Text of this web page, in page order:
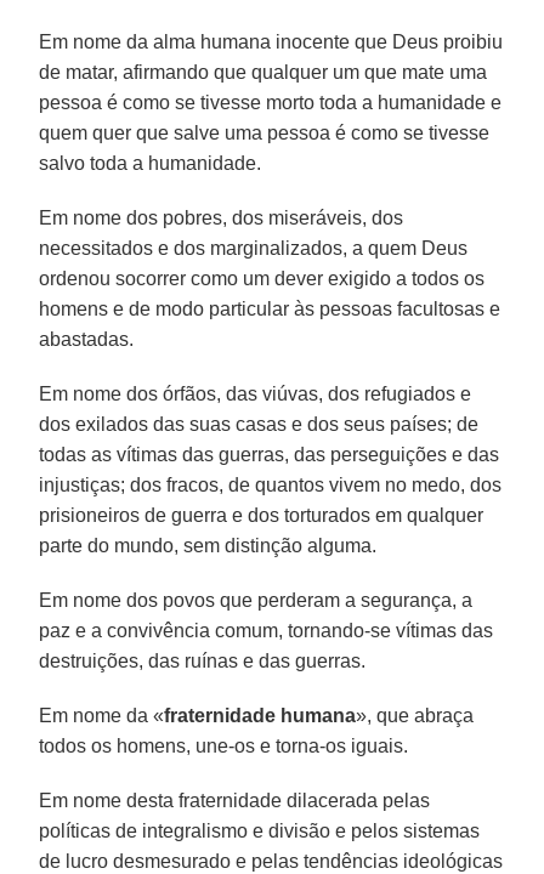
Em nome da alma humana inocente que Deus proibiu
de matar, afirmando que qualquer um que mate uma
pessoa é como se tivesse morto toda a humanidade e
quem quer que salve uma pessoa é como se tivesse
salvo toda a humanidade.
Em nome dos pobres, dos miseráveis, dos
necessitados e dos marginalizados, a quem Deus
ordenou socorrer como um dever exigido a todos os
homens e de modo particular às pessoas facultosas e
abastadas.
Em nome dos órfãos, das viúvas, dos refugiados e
dos exilados das suas casas e dos seus países; de
todas as vítimas das guerras, das perseguições e das
injustiças; dos fracos, de quantos vivem no medo, dos
prisioneiros de guerra e dos torturados em qualquer
parte do mundo, sem distinção alguma.
Em nome dos povos que perderam a segurança, a
paz e a convivência comum, tornando-se vítimas das
destruições, das ruínas e das guerras.
Em nome da «fraternidade humana», que abraça
todos os homens, une-os e torna-os iguais.
Em nome desta fraternidade dilacerada pelas
políticas de integralismo e divisão e pelos sistemas
de lucro desmesurado e pelas tendências ideológicas